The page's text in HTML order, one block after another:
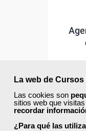
La web de
Las cookies son
sitios web que
recordar
¿Para qué las